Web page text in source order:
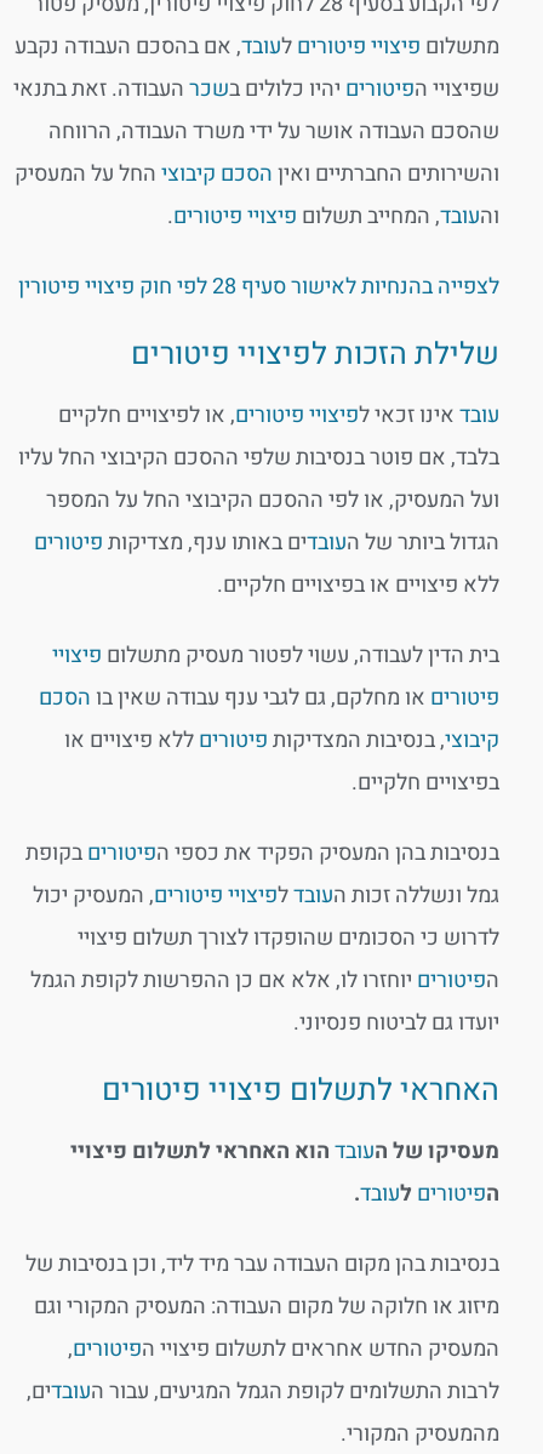
מתשלוםפיצויי פיטוריםלעובד, אם בהסכם העבודה נקבע
שפיצויי הפיטוריםיהיו כלולים בשכרהעבודה. זאת בתנאי
שהסכם העבודה אושר על ידי משרד העבודה, הרווחה
והשירותים החברתיים ואיןהסכם קיבוציהחל על המעסיק
והעובד, המחייב תשלוםפיצויי פיטורים.
לצ​פייה בהנחיות לאישור סעיף 28 לפי חוק פיצויי פיטורין​​
שלילת הזכות לפיצויי פיטורים
עובדאינו זכאי לפיצויי פיטורים, או לפיצויים חלקיים
בלבד, אם פוטר בנסיבות שלפי ההסכם הקיבוצי החל עליו
ועל המעסיק, או לפי ההסכם הקיבוצי החל על המספר
הגדול ביותר של העובדים באותו ענף, מצדיקותפיטורים
ללא פיצויים או בפיצויים חלקיים.
בית הדין לעבודה, עשוי לפטור מעסיק מתשלוםפיצויי
פיטוריםאו מחלקם, גם לגבי ענף עבודה שאין בוהסכם
קיבוצי, בנסיבות המצדיקותפיטוריםללא פיצויים או
בפיצויים חלקיים.
בנסיבות בהן המעסיק הפקיד את כספי הפיטוריםבקופת
גמל ונשללה זכות העובדלפיצויי פיטורים, המעסיק יכול
לדרוש כי הסכומים שהופקדו לצורך תשלום פיצויי
הפיטוריםיוחזרו לו, אלא אם כן ההפרשות לקופת הגמל
יועדו גם לביטוח פנסיוני.
האחראי לתשלום פיצויי פיטורים
מעסיקו של העובדהוא האחראי לתשלום פיצויי
הפיטוריםלעובד.
בנסיבות בהן מקום העבודה עבר מיד ליד, וכן בנסיבות של
מיזוג או חלוקה של מקום העבודה: המעסיק המקורי וגם
המעסיק החדש אחראים לתשלום פיצויי הפיטורים,
לרבות התשלומים לקופת הגמל המגיעים, עבור העובדים,
מהמעסיק המקורי.